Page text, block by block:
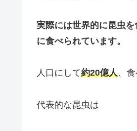
実際には世界的に昆虫
に食べられています。
人口にして約20億人、
代表的な昆虫は